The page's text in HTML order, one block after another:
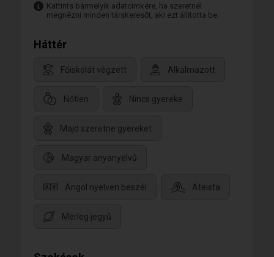
Kattints bármelyik adatcímkére, ha szeretnél
megnézni minden társkeresőt, aki ezt állította be.
Háttér
Főiskolát végzett Alkalmazott
Nőtlen Nincs gyereke
Majd szeretne gyereket
Magyar anyanyelvű
Angol nyelven beszél Ateista
Mérleg jegyű